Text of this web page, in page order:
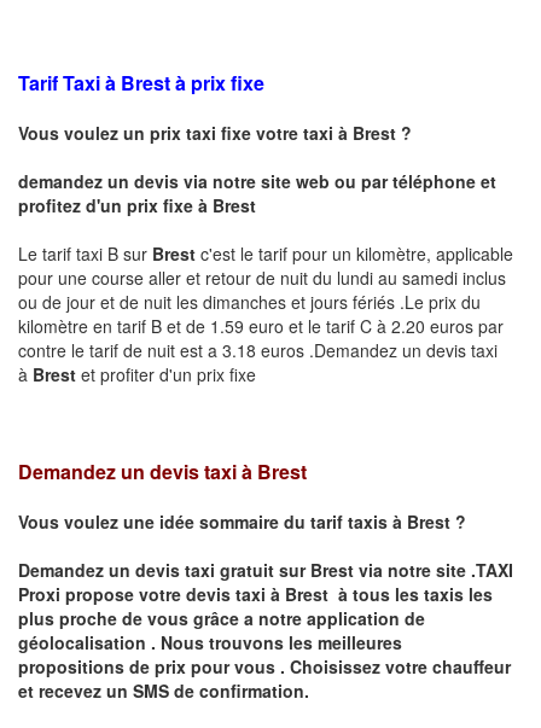
Tarif Taxi à Brest à prix fixe
Vous voulez un prix taxi fixe votre taxi à Brest ?
demandez un devis via notre site web ou par téléphone et
profitez d'un prix fixe à Brest
Le tarif taxi B sur Brest c'est le tarif pour un kilomètre, applicable
pour une course aller et retour de nuit du lundi au samedi inclus
ou de jour et de nuit les dimanches et jours fériés .Le prix du
kilomètre en tarif B et de 1.59 euro et le tarif C à 2.20 euros par
contre le tarif de nuit est a 3.18 euros .Demandez un devis taxi
à Brest et profiter d'un prix fixe
Demandez un devis taxi à Brest
Vous voulez une idée sommaire du tarif taxis à Brest ?
Demandez un devis taxi gratuit sur Brest via notre site .TAXI
Proxi propose votre devis taxi à Brest à tous les taxis les
plus proche de vous grâce a notre application de
géolocalisation . Nous trouvons les meilleures
propositions de prix pour vous . Choisissez votre chauffeur
et recevez un SMS de confirmation.